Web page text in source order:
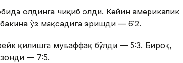
олдинга чиқиб олди. Кейин америкалик
ўз мақсадига эришди — 6:2.
қилишга муваффақ бўлди — 5:3. Бироқ,
— 7:5.